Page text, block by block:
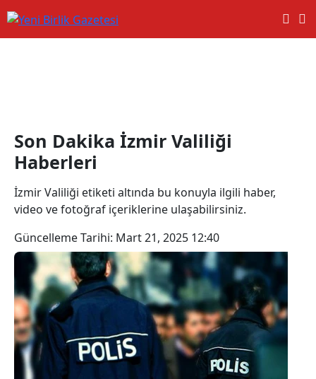
Son Dakika İzmir Valiliği
Haberleri
İzmir Valiliği etiketi altında bu konuyla ilgili haber,
video ve fotoğraf içeriklerine ulaşabilirsiniz.
Güncelleme Tarihi: Mart 21, 2025 12:40